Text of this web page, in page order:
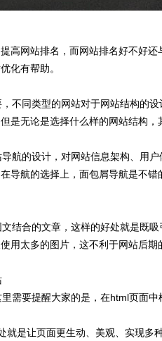
高网站排名，而网站排名好不好
化有帮助。
不同类型的网站对于网站结构的
是无论是选择什么样的网站结构
航的设计，对网站信息架构、用
导航的选择上，面包屑导航是不
结合的文章，这样的好处就是既
用太多的图片，这不利于网站后
需要提醒大家的是，在html页面中
是让页面更生动、美观、实现多